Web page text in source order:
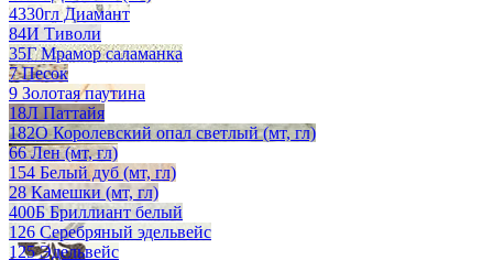
4330гл Диамант
84И Тиволи
35Г Мрамор саламанка
7 Песок
9 Золотая паутина
18Л Паттайя
182О Королевский опал светлый (мт, гл)
66 Лен (мт, гл)
154 Белый дуб (мт, гл)
28 Камешки (мт, гл)
400Б Бриллиант белый
126 Серебряный эдельвейс
125 Эдельвейс